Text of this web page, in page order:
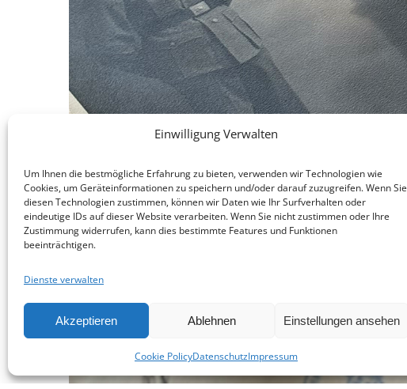
Einwilligung Verwalten
Um Ihnen die bestmögliche Erfahrung zu bieten, verwenden wir Technologien wie
Cookies, um Geräteinformationen zu speichern und/oder darauf zuzugreifen. Wenn Sie
diesen Technologien zustimmen, können wir Daten wie Ihr Surfverhalten oder
eindeutige IDs auf dieser Website verarbeiten. Wenn Sie nicht zustimmen oder Ihre
Zustimmung widerrufen, kann dies bestimmte Features und Funktionen
beeinträchtigen.
Dienste verwalten
Akzeptieren Ablehnen Einstellungen ansehen
Cookie PolicyDatenschutzImpressum